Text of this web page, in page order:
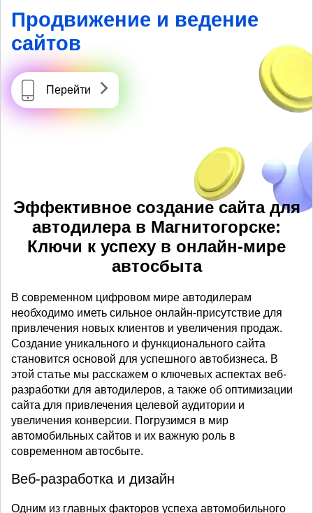
Продвижение и ведение
сайтов
Перейти
Эффективное создание сайта для
автодилера в Магнитогорске:
Ключи к успеху в онлайн-мире
автосбыта
В современном цифровом мире автодилерам
необходимо иметь сильное онлайн-присутствие для
привлечения новых клиентов и увеличения продаж.
Создание уникального и функционального сайта
становится основой для успешного автобизнеса. В
этой статье мы расскажем о ключевых аспектах веб-
разработки для автодилеров, а также об оптимизации
сайта для привлечения целевой аудитории и
увеличения конверсии. Погрузимся в мир
автомобильных сайтов и их важную роль в
современном автосбыте.
Веб-разработка и дизайн
Одним из главных факторов успеха автомобильного